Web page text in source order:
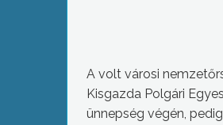
A volt városi
Kisgazda Polgári
ünnepség végén,